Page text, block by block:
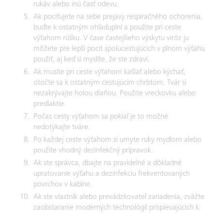
rukáv alebo inú časť odevu.
Ak pociťujete na sebe prejavy respiračného ochorenia,
buďte k ostatným ohľaduplní a použite pri ceste
výťahom rúšku. V čase častejšieho výskytu viróz ju
môžete pre lepší pocit spolucestujúcich v plnom výťahu
použiť, aj keď si myslíte, že ste zdraví.
Ak musíte pri ceste výťahom kašlať alebo kýchať,
otočte sa k ostatným cestujúcim chrbtom. Tvár si
nezakrývajte holou dlaňou. Použite vreckovku alebo
predlaktie.
Počas cesty výťahom sa pokiaľ je to možné
nedotýkajte tváre.
Po každej ceste výťahom si umyte ruky mydlom alebo
použite vhodný dezinfekčný prípravok.
Ak ste správca, dbajte na pravidelné a dôkladné
upratovanie výťahu a dezinfekciu frekventovaných
povrchov v kabíne.
Ak ste vlastník alebo prevádzkovateľ zariadenia, zvážte
zaobstaranie moderných technológií prispievajúcich k